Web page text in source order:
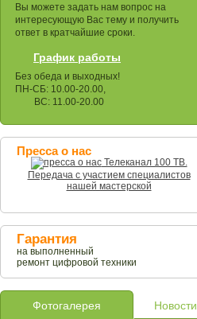
Вы можете задать нам вопрос на
интересующую Вас тему и получить
ответ в кратчайшие сроки.
График работы
Без обеда и выходных!
ПН-СБ: 10.00-20.00,
ВС: 11.00-20.00
Пресса о нас
Телеканал 100 ТВ.
Передача с участием специалистов
нашей мастерской
Гарантия
на выполненный
ремонт цифровой техники
Фотогалерея Новости